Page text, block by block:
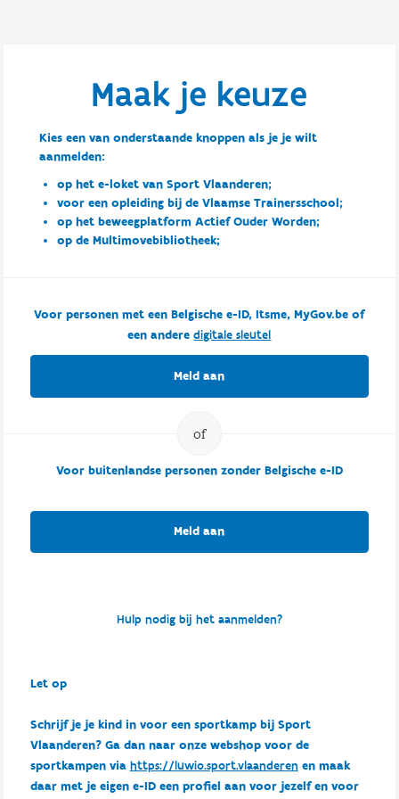
Maak je keuze
Kies een van onderstaande knoppen als je je wilt
aanmelden:
op het e-loket van Sport Vlaanderen;
voor een opleiding bij de Vlaamse Trainersschool;
op het beweegplatform Actief Ouder Worden;
op de Multimovebibliotheek;
Voor personen met een Belgische e-ID, Itsme, MyGov.be of
een anderedigitale sleutel
Meld aan
Voor buitenlandse personen zonder Belgische e-ID
Meld aan
Hulp nodig bij het aanmelden?
Let op
Schrijf je je kind in voor een sportkamp bij Sport
Vlaanderen? Ga dan naar onze webshop voor de
sportkampen via https://luwio.sport.vlaanderenen maak
daar met je eigen e-ID een profiel aan voor jezelf en voor